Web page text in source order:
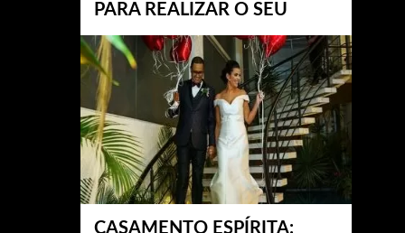
PARA REALIZAR O SEU
CASAMENTO ESPÍRITA: